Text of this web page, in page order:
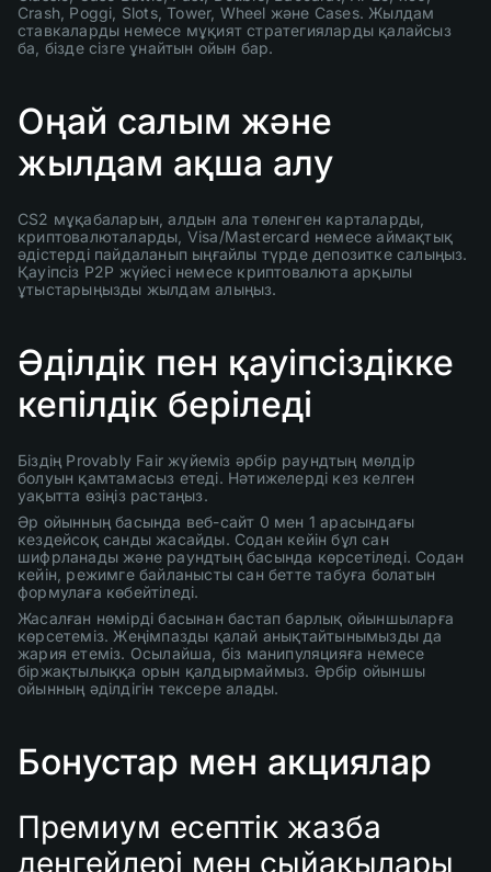
Crash, Poggi, Slots, Tower, Wheel және Cases. Жылдам
ставкаларды немесе мұқият стратегияларды қалайсыз
ба, бізде сізге ұнайтын ойын бар.
Оңай салым және
жылдам ақша алу
CS2 мұқабаларын, алдын ала төленген карталарды,
криптовалюталарды, Visa/Mastercard немесе аймақтық
әдістерді пайдаланып ыңғайлы түрде депозитке салыңыз.
Қауіпсіз P2P жүйесі немесе криптовалюта арқылы
ұтыстарыңызды жылдам алыңыз.
Әділдік пен қауіпсіздікке
кепілдік беріледі
Біздің Provably Fair жүйеміз әрбір раундтың мөлдір
болуын қамтамасыз етеді. Нәтижелерді кез келген
уақытта өзіңіз растаңыз.
Әр ойынның басында веб-сайт 0 мен 1 арасындағы
кездейсоқ санды жасайды. Содан кейін бұл сан
шифрланады және раундтың басында көрсетіледі. Содан
кейін, режимге байланысты сан бетте табуға болатын
формулаға көбейтіледі.
Жасалған нөмірді басынан бастап барлық ойыншыларға
көрсетеміз. Жеңімпазды қалай анықтайтынымызды да
жария етеміз. Осылайша, біз манипуляцияға немесе
біржақтылыққа орын қалдырмаймыз. Әрбір ойыншы
ойынның әділдігін тексере алады.
Бонустар мен акциялар
Премиум есептік жазба
деңгейлері мен сыйақылары